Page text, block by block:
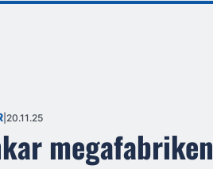
20.11.25
megafabriken